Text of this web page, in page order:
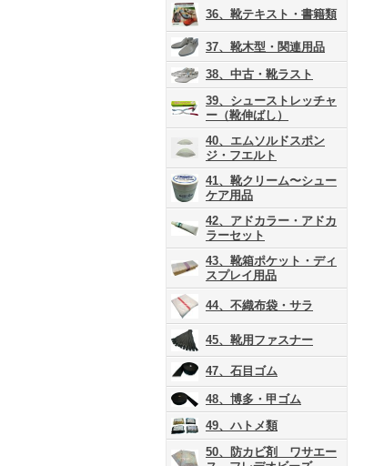
36、靴テキスト・書籍類
37、靴木型・関連用品
38、中古・靴ラスト
39、シューストレッチャ
ー（靴伸ばし）
40、エムソルドスポン
ジ・フエルト
41、靴クリーム〜シュー
ケア用品
42、アドカラー・アドカ
ラーセット
43、靴箱ポケット・ディ
スプレイ用品
44、不織布袋・サラ
45、靴用ファスナー
47、石目ゴム
48、博多・甲ゴム
49、ハトメ類
50、防カビ剤 ワサエー